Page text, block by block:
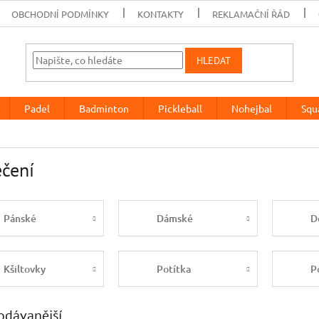
OBCHODNÍ PODMÍNKY KONTAKTY REKLAMAČNÍ ŘÁD
HLEDAT
Padel Badminton Pickleball Nohejbal
Pánské Dámské
Kšiltovky Potítka